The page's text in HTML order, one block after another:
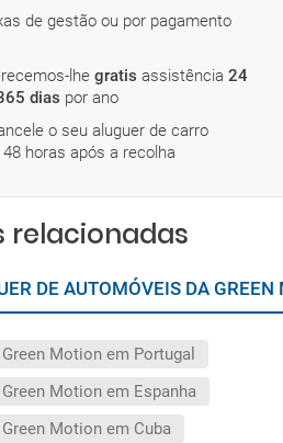
de gestão ou por pagamento
lhe gratis assistência 24
dias por ano
o seu aluguer de carro
horas após a recolha
relacionadas
DE AUTOMÓVEIS DA
Motion em Portugal
Motion em Espanha
Motion em Cuba